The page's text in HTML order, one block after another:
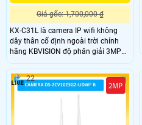
Giá gốc: 1,700,000 ₫
KX-C31L là camera IP wifi không
dây thân cố định ngoài trời chính
hãng KBVISION độ phân giải 3MP
tích hợp hồng ngoại 30m và công
nghệ ánh sáng kép full color.
Camera hỗ trợ đàm thoại hai chiều,
khe cắm thẻ nhớ lên đến 256GB,
hợp báo động thông minh. Với
22